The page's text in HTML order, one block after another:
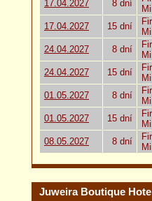
17.04.2027 8 dní
17.04.2027
15 dní
24.04.2027
8 dní
24.04.2027
15 dní
01.05.2027
8 dní
01.05.2027
15 dní
08.05.2027
8 dní
Juweira Boutique